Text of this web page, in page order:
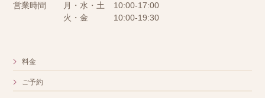
営業時間
月・水・土
10:00-17:00
火・金
10:00-19:30
料金
ご予約